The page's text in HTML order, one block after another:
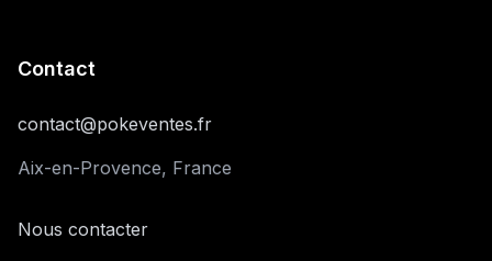
Contact
contact@pokeventes.fr
Aix-en-Provence, France
Nous contacter